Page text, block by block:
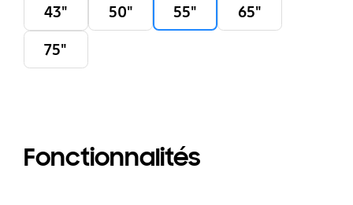
43" 50" 55"
65"
75"
Fonctionnalités